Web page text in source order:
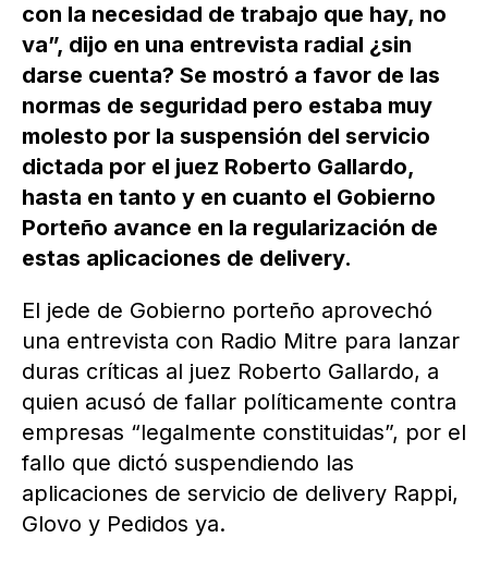
con la necesidad de trabajo que hay, no
va”, dijo en una entrevista radial ¿sin
darse cuenta? Se mostró a favor de las
normas de seguridad pero estaba muy
molesto por la suspensión del servicio
dictada por el juez Roberto Gallardo,
hasta en tanto y en cuanto el Gobierno
Porteño avance en la regularización de
estas aplicaciones de delivery.
El jede de Gobierno porteño aprovechó
una entrevista con Radio Mitre para lanzar
duras críticas al juez Roberto Gallardo, a
quien acusó de fallar políticamente contra
empresas “legalmente constituidas”, por el
fallo que dictó suspendiendo las
aplicaciones de servicio de delivery Rappi,
Glovo y Pedidos ya.